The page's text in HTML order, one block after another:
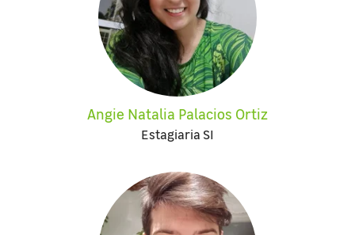
Angie Natalia Palacios Ortiz
Estagiaria SI